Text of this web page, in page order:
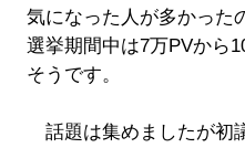
気になった人が多かった
選挙期間中は7万PVから
そうです。
話題は集めましたが初